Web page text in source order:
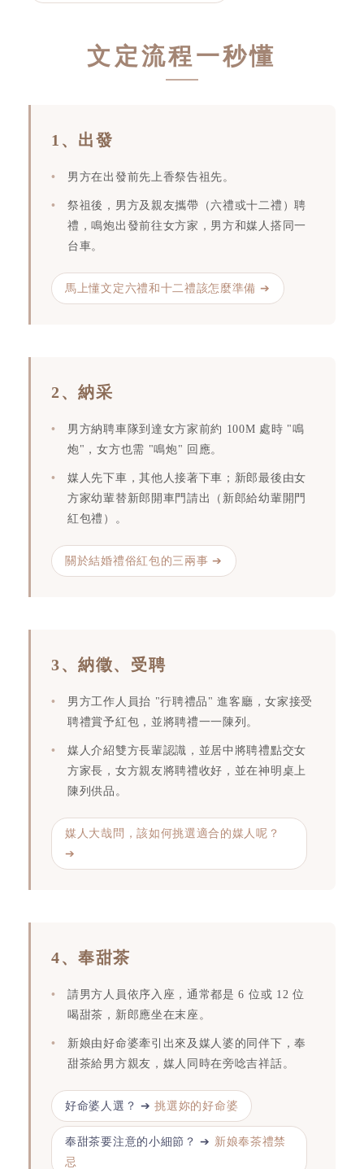
文定流程一秒懂
1、出發
男方在出發前先上香祭告祖先。
祭祖後，男方及親友攜帶（六禮或十二禮）聘
禮，鳴炮出發前往女方家，男方和媒人搭同一
台車。
馬上懂文定六禮和十二禮該怎麼準備 ➔
2、納采
男方納聘車隊到達女方家前約 100M 處時 "鳴
炮"，女方也需 "鳴炮" 回應。
媒人先下車，其他人接著下車；新郎最後由女
方家幼輩替新郎開車門請出（新郎給幼輩開門
紅包禮）。
關於結婚禮俗紅包的三兩事 ➔
3、納徵、受聘
男方工作人員抬 "行聘禮品" 進客廳，女家接受
聘禮賞予紅包，並將聘禮一一陳列。
媒人介紹雙方長輩認識，並居中將聘禮點交女
方家長，女方親友將聘禮收好，並在神明桌上
陳列供品。
媒人大哉問，該如何挑選適合的媒人呢？
➔
4、奉甜茶
請男方人員依序入座，通常都是 6 位或 12 位
喝甜茶，新郎應坐在末座。
新娘由好命婆牽引出來及媒人婆的同伴下，奉
甜茶給男方親友，媒人同時在旁唸吉祥話。
好命婆人選？ ➔挑選妳的好命婆
奉甜茶要注意的小細節？ ➔ 新娘奉茶禮禁
忌